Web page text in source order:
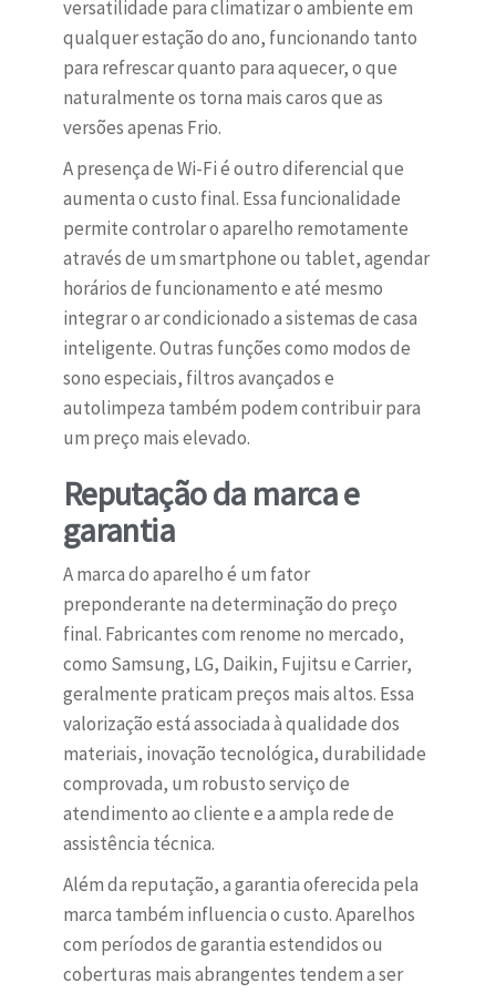
versatilidade para climatizar o ambiente em
qualquer estação do ano, funcionando tanto
para refrescar quanto para aquecer, o que
naturalmente os torna mais caros que as
versões apenas Frio.
A presença de Wi-Fi é outro diferencial que
aumenta o custo final. Essa funcionalidade
permite controlar o aparelho remotamente
através de um smartphone ou tablet, agendar
horários de funcionamento e até mesmo
integrar o ar condicionado a sistemas de casa
inteligente. Outras funções como modos de
sono especiais, filtros avançados e
autolimpeza também podem contribuir para
um preço mais elevado.
Reputação da marca e
garantia
A marca do aparelho é um fator
preponderante na determinação do preço
final. Fabricantes com renome no mercado,
como Samsung, LG, Daikin, Fujitsu e Carrier,
geralmente praticam preços mais altos. Essa
valorização está associada à qualidade dos
materiais, inovação tecnológica, durabilidade
comprovada, um robusto serviço de
atendimento ao cliente e a ampla rede de
assistência técnica.
Além da reputação, a garantia oferecida pela
marca também influencia o custo. Aparelhos
com períodos de garantia estendidos ou
coberturas mais abrangentes tendem a ser